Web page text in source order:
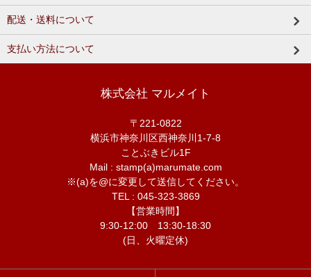
配送・送料について
支払い方法について
株式会社 マルメイト
〒221-0822
横浜市神奈川区西神奈川1-7-8
ことぶきビル1F
Mail : stamp(a)marumate.com
※(a)を@に変更して送信してください。
TEL : 045-323-3869
【営業時間】
9:30-12:00 13:30-18:30
(日、火曜定休)